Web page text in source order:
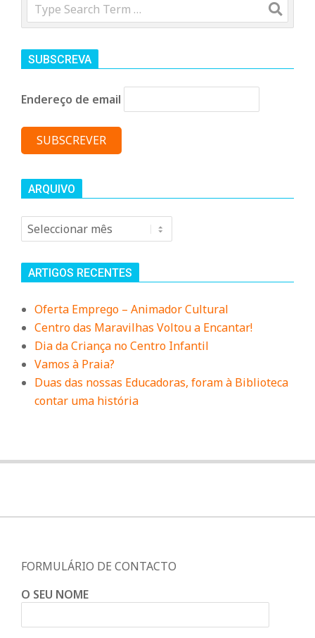
o
n
d
e
SUBSCREVA
Endereço de email
ARQUIVO
Arquivo
ARTIGOS RECENTES
Oferta Emprego – Animador Cultural
Centro das Maravilhas Voltou a Encantar!
Dia da Criança no Centro Infantil
Vamos à Praia?
Duas das nossas Educadoras, foram à Biblioteca
contar uma história
FORMULÁRIO DE CONTACTO
O SEU NOME